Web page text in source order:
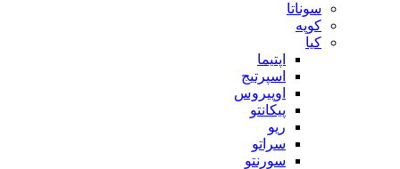
سوناتا
کوپه
کیا
اپتیما
اسپرتیج
اوپیروس
پیکانتو
ریو
سراتو
سورنتو